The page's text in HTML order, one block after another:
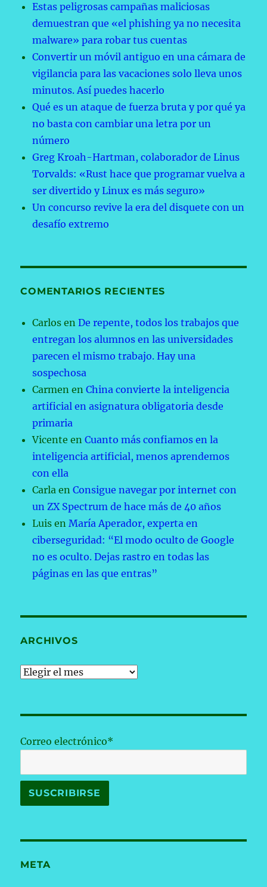
Estas peligrosas campañas maliciosas
demuestran que «el phishing ya no necesita
malware» para robar tus cuentas
Convertir un móvil antiguo en una cámara de
vigilancia para las vacaciones solo lleva unos
minutos. Así puedes hacerlo
Qué es un ataque de fuerza bruta y por qué ya
no basta con cambiar una letra por un
número
Greg Kroah-Hartman, colaborador de Linus
Torvalds: «Rust hace que programar vuelva a
ser divertido y Linux es más seguro»
Un concurso revive la era del disquete con un
desafío extremo
COMENTARIOS RECIENTES
Carlos enDe repente, todos los trabajos que
entregan los alumnos en las universidades
parecen el mismo trabajo. Hay una
sospechosa
Carmen enChina convierte la inteligencia
artificial en asignatura obligatoria desde
primaria
Vicente enCuanto más confiamos en la
inteligencia artificial, menos aprendemos
con ella
Carla enConsigue navegar por internet con
un ZX Spectrum de hace más de 40 años
Luis enMaría Aperador, experta en
ciberseguridad: “El modo oculto de Google
no es oculto. Dejas rastro en todas las
páginas en las que entras”
ARCHIVOS
Archivos
Correo electrónico*
META